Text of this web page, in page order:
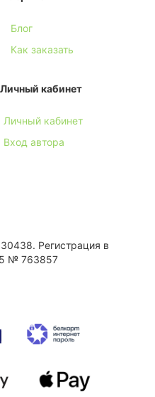
Блог
Как заказать
Личный кабинет
Личный кабинет
Вход автора
Региcтрация в
№ 763857